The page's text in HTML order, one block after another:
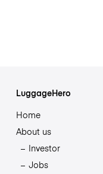
LuggageHero
Home
About us
Investor
Jobs